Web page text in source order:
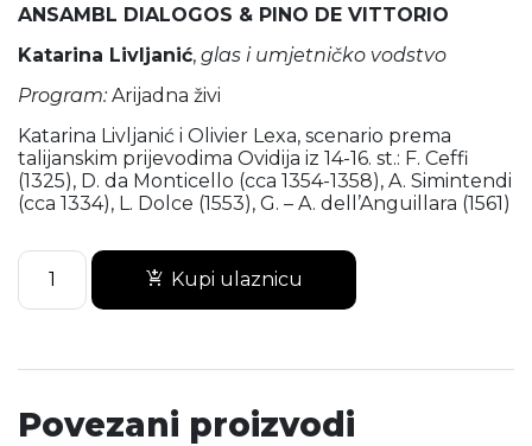
ANSAMBL DIALOGOS & PINO DE VITTORIO
Katarina Livljanić, glas i umjetničko vodstvo
Program: Arijadna živi
Katarina Livljanić i Olivier Lexa, scenario prema
talijanskim prijevodima Ovidija iz 14-16. st.: F. Ceffi
(1325), D. da Monticello (cca 1354-1358), A. Simintendi
(cca 1334), L. Dolce (1553), G. – A. dell’Anguillara (1561)
ANSAMBL
DIALOGOS
&
VITTORIO
Kupi ulaznicu
Povezani proizvodi